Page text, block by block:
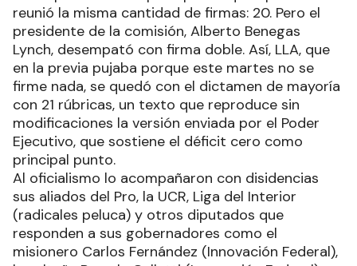
reunió la misma cantidad de firmas: 20. Pero el
presidente de la comisión, Alberto Benegas
Lynch, desempató con firma doble. Así, LLA, que
en la previa pujaba porque este martes no se
firme nada, se quedó con el dictamen de mayoría
con 21 rúbricas, un texto que reproduce sin
modificaciones la versión enviada por el Poder
Ejecutivo, que sostiene el déficit cero como
principal punto.
Al oficialismo lo acompañaron con disidencias
sus aliados del Pro, la UCR, Liga del Interior
(radicales peluca) y otros diputados que
responden a sus gobernadores como el
misionero Carlos Fernández (Innovación Federal),